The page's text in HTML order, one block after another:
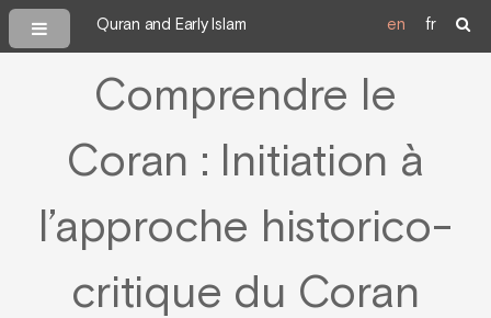
Quran and Early Islam en fr
Comprendre le
Coran : Initiation à
l’approche historico-
critique du Coran